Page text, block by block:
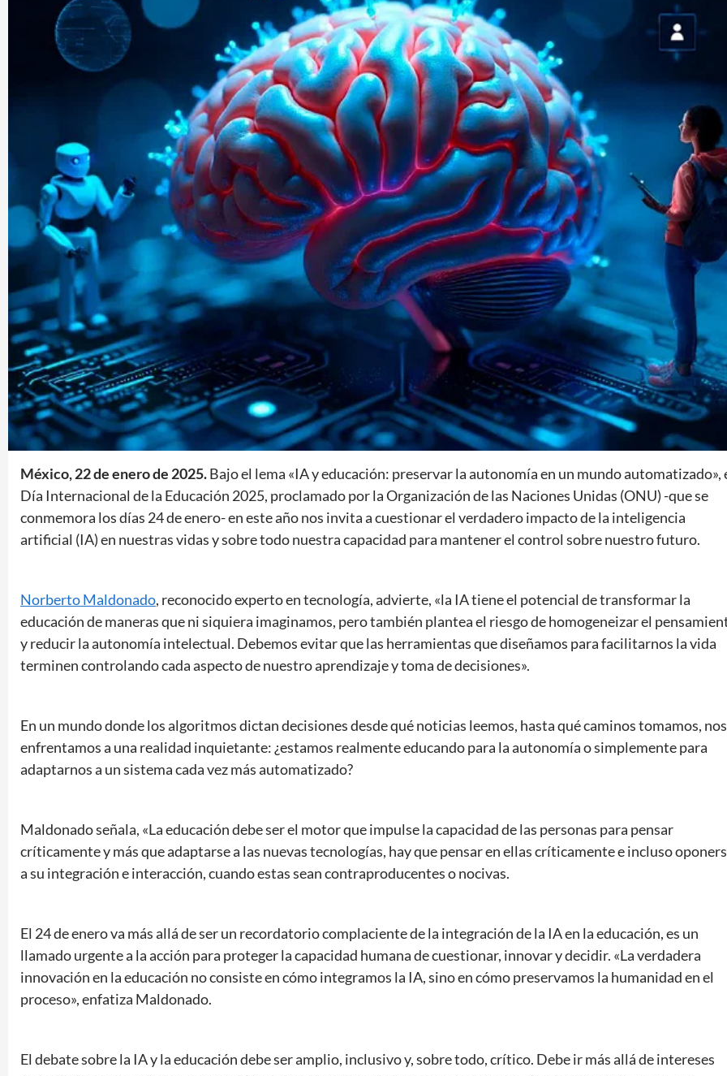
México, 22 de enero de 2025.Bajo el lema «IA y educación: preservar la autonomía en un mundo automatizado»,
Día Internacional de la Educación 2025, proclamado por la Organización de las Naciones Unidas (ONU) -que se
conmemora los días 24 de enero- en este año nos invita a cuestionar el verdadero impacto de la inteligencia
artificial (IA) en nuestras vidas y sobre todo nuestra capacidad para mantener el control sobre nuestro futuro.
Norberto Maldonado, reconocido experto en tecnología, advierte, «la IA tiene el potencial de transformar la
educación de maneras que ni siquiera imaginamos, pero también plantea el riesgo de homogeneizar el
y reducir la autonomía intelectual. Debemos evitar que las herramientas que diseñamos para facilitarnos la vida
terminen controlando cada aspecto de nuestro aprendizaje y toma de decisiones».
En un mundo donde los algoritmos dictan decisiones desde qué noticias leemos, hasta qué caminos tomamos, nos
enfrentamos a una realidad inquietante: ¿estamos realmente educando para la autonomía o simplemente para
adaptarnos a un sistema cada vez más automatizado?
Maldonado señala, «La educación debe ser el motor que impulse la capacidad de las personas para pensar
críticamente y más que adaptarse a las nuevas tecnologías, hay que pensar en ellas críticamente e incluso
a su integración e interacción, cuando estas sean contraproducentes o nocivas.
El 24 de enero va más allá de ser un recordatorio complaciente de la integración de la IA en la educación, es un
llamado urgente a la acción para proteger la capacidad humana de cuestionar, innovar y decidir. «La verdadera
innovación en la educación no consiste en cómo integramos la IA, sino en cómo preservamos la humanidad en el
proceso», enfatiza Maldonado.
El debate sobre la IA y la educación debe ser amplio, inclusivo y, sobre todo, crítico. Debe ir más allá de intereses
Manifestaciones
Manifestaciones hoy en CDMX 7 de agosto del
2026
1 día ago Editorial Staff